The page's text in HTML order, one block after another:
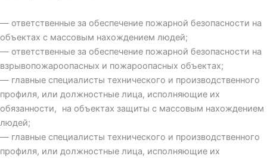
— ответственные за обеспечение пожарной безопасности на
объектах с массовым нахождением людей;
— ответственные за обеспечение пожарной безопасности на
взрывопожароопасных и пожароопасных объектах;
— главные специалисты технического и производственного
профиля, или должностные лица, исполняющие их
обязанности, на объектах защиты с массовым нахождением
людей;
— главные специалисты технического и производственного
профиля, или должностные лица, исполняющие их